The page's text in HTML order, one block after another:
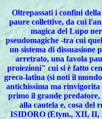
Oltrepassati i confini
paure collettive, da cui
magica del Lupo
pseudomagiche -tra cui
un sistema di dissuasione
arretrato, una favola
proiezioni" cui si è fatto
greco-latina (si noti il
antichissima ma
primo il grande predatore,
alla cautela e, cosa del
ISIDORO (Etym., XII, II,